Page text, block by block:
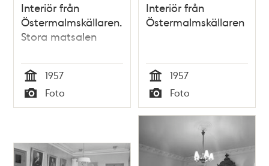
Interiör från
Östermalmskällaren.
Stora matsalen
Tid
1957
Typ
Foto
Interiör från
Östermalmskällaren
Tid
1957
Typ
Foto